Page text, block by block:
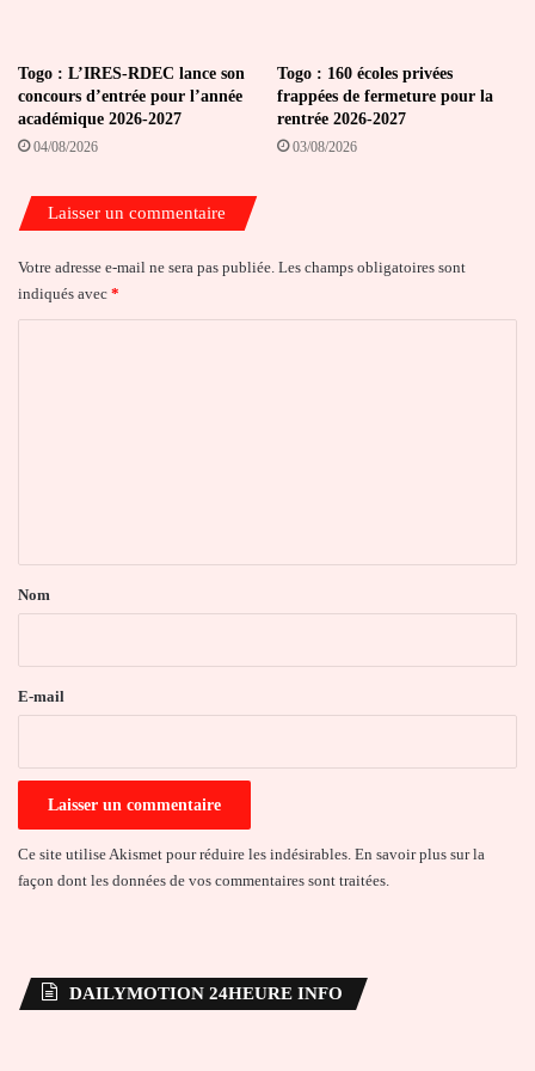
Togo : L’IRES-RDEC lance son
concours d’entrée pour l’année
académique 2026-2027
04/08/2026
Togo : 160 écoles privées
frappées de fermeture pour la
rentrée 2026-2027
03/08/2026
Laisser un commentaire
Votre adresse e-mail ne sera pas publiée. Les champs obligatoires sont
indiqués avec *
a
e
Nom
E-mail
Ce site utilise Akismet pour réduire les indésirables. En savoir plus sur la
façon dont les données de vos commentaires sont traitées
DAILYMOTION 24HEURE INFO